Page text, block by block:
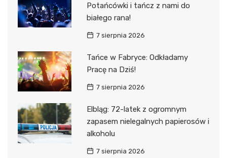
Potańcówki i tańcz z nami do
białego rana!
7 sierpnia 2026
Tańce w Fabryce: Odkładamy
Pracę na Dziś!
7 sierpnia 2026
Elbląg: 72-latek z ogromnym
zapasem nielegalnych papierosów i
alkoholu
7 sierpnia 2026